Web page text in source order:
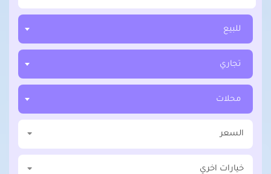
للبيع
تجاري
محلات
السعر
خيارات اخري